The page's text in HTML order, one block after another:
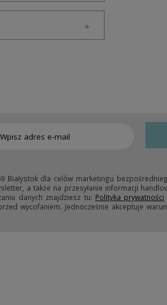
dla celów marketingu
a także na przesyłanie informacji
danych znajdziesz tu: Polityka prywatności
wycofaniem. Jednocześnie akceptuje